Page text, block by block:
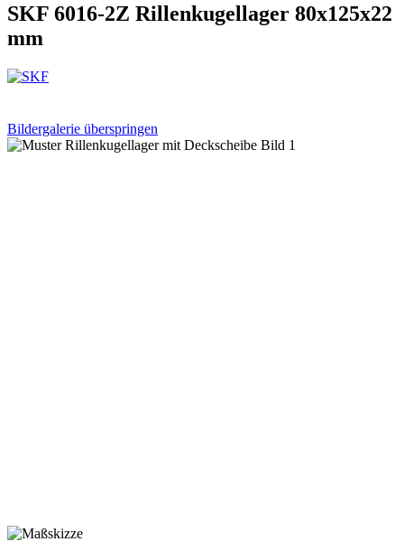
SKF 6016-2Z Rillenkugellager 80x125x22
mm
Bildergalerie überspringen